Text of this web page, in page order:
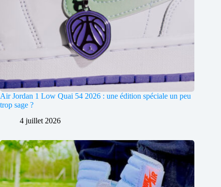
Air Jordan 1 Low Quai 54 2026 : une édition spéciale un peu
trop sage ?
4 juillet 2026